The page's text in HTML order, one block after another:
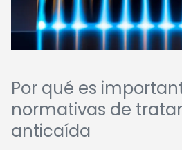
Por qué es
normativas de
anticaída